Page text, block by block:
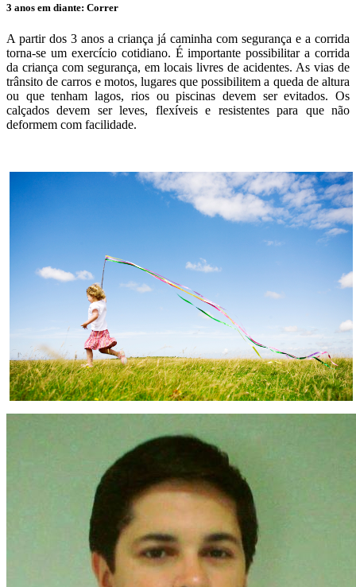
3 anos em diante: Correr
A partir dos 3 anos a criança já caminha com segurança e a corrida
torna-se um exercício cotidiano. É importante possibilitar a corrida
da criança com segurança, em locais livres de acidentes. As vias de
trânsito de carros e motos, lugares que possibilitem a queda de altura
ou que tenham lagos, rios ou piscinas devem ser evitados. Os
calçados devem ser leves, flexíveis e resistentes para que não
deformem com facilidade.